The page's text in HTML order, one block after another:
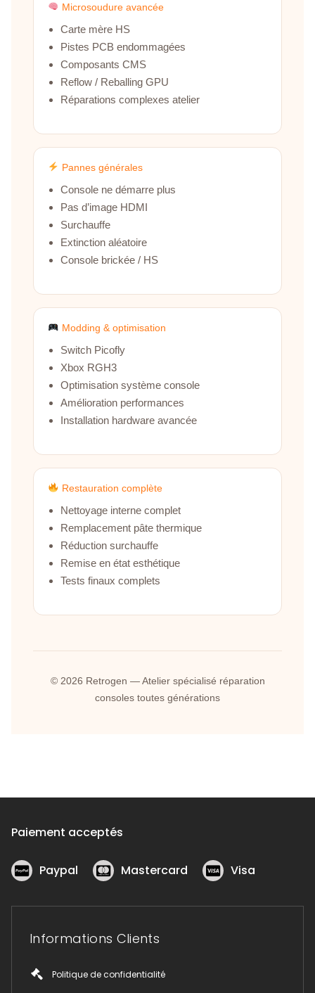
Microsoudure avancée
Carte mère HS
Pistes PCB endommagées
Composants CMS
Reflow / Reballing GPU
Réparations complexes atelier
Pannes générales
Console ne démarre plus
Pas d’image HDMI
Surchauffe
Extinction aléatoire
Console brickée / HS
Modding & optimisation
Switch Picofly
Xbox RGH3
Optimisation système console
Amélioration performances
Installation hardware avancée
Restauration complète
Nettoyage interne complet
Remplacement pâte thermique
Réduction surchauffe
Remise en état esthétique
Tests finaux complets
© 2026 Retrogen — Atelier spécialisé réparation
consoles toutes générations
Paiement acceptés
Paypal Mastercard Visa
Informations Clients
Politique de confidentialité